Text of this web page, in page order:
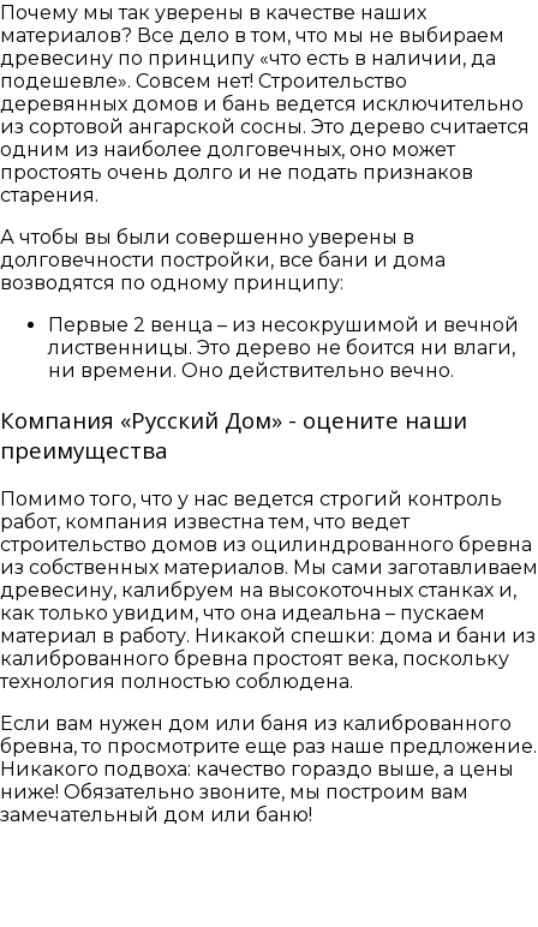
Почему мы так уверены в качестве наших
материалов? Все дело в том, что мы не выбираем
древесину по принципу «что есть в наличии, да
подешевле». Совсем нет! Строительство
деревянных домов и бань ведется исключительно
из сортовой ангарской сосны. Это дерево считается
одним из наиболее долговечных, оно может
простоять очень долго и не подать признаков
старения.
А чтобы вы были совершенно уверены в
долговечности постройки, все бани и дома
возводятся по одному принципу:
Первые 2 венца – из несокрушимой и вечной
лиственницы. Это дерево не боится ни влаги,
ни времени. Оно действительно вечно.
Компания «Русский Дом» - оцените наши
преимущества
Помимо того, что у нас ведется строгий контроль
работ, компания известна тем, что ведет
строительство домов из оцилиндрованного бревна
из собственных материалов. Мы сами заготавливаем
древесину, калибруем на высокоточных станках и,
как только увидим, что она идеальна – пускаем
материал в работу. Никакой спешки: дома и бани из
калиброванного бревна простоят века, поскольку
технология полностью соблюдена.
Если вам нужен дом или баня из калиброванного
бревна, то просмотрите еще раз наше предложение.
Никакого подвоха: качество гораздо выше, а цены
ниже! Обязательно звоните, мы построим вам
замечательный дом или баню!